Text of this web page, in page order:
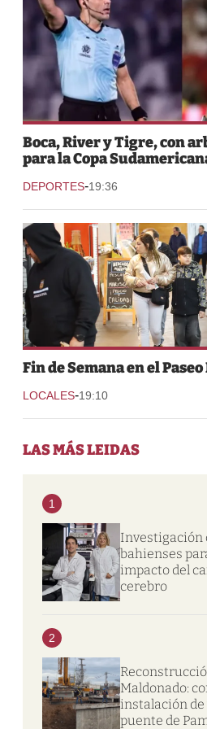
Boca, River y Tigre, con
para la Copa
DEPORTES-19:36
Fin de Semana en el
LOCALES-19:10
LAS MÁS LEIDAS
1
Investigación
bahienses
impacto del
cerebro
2
Maldonado:
instalación de
puente de